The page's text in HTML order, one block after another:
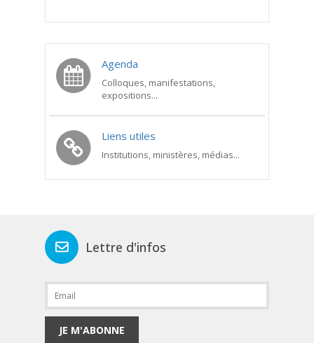
Agenda
Colloques, manifestations,
expositions...
Liens utiles
Institutions, ministères, médias...
Lettre d'infos
JE M'ABONNE